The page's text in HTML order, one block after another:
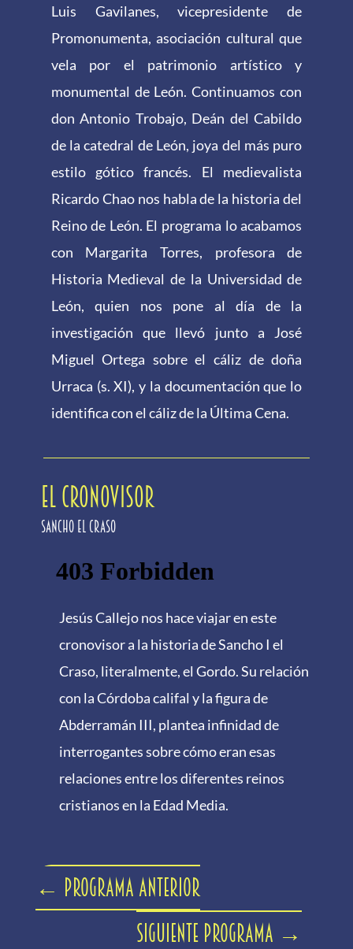
Luis Gavilanes, vicepresidente de
Promonumenta, asociación cultural que
vela por el patrimonio artístico y
monumental de León. Continuamos con
don Antonio Trobajo, Deán del Cabildo
de la catedral de León, joya del más puro
estilo gótico francés. El medievalista
Ricardo Chao nos habla de la historia del
Reino de León. El programa lo acabamos
con Margarita Torres, profesora de
Historia Medieval de la Universidad de
León, quien nos pone al día de la
investigación que llevó junto a José
Miguel Ortega sobre el cáliz de doña
Urraca (s. XI), y la documentación que lo
identifica con el cáliz de la Última Cena.
EL CRONOVISOR
Sancho el Craso
Jesús Callejo nos hace viajar en este
cronovisor a la historia de Sancho I el
Craso, literalmente, el Gordo. Su relación
con la Córdoba califal y la figura de
Abderramán III, plantea infinidad de
interrogantes sobre cómo eran esas
relaciones entre los diferentes reinos
cristianos en la Edad Media.
← Programa anterior
Siguiente programa →